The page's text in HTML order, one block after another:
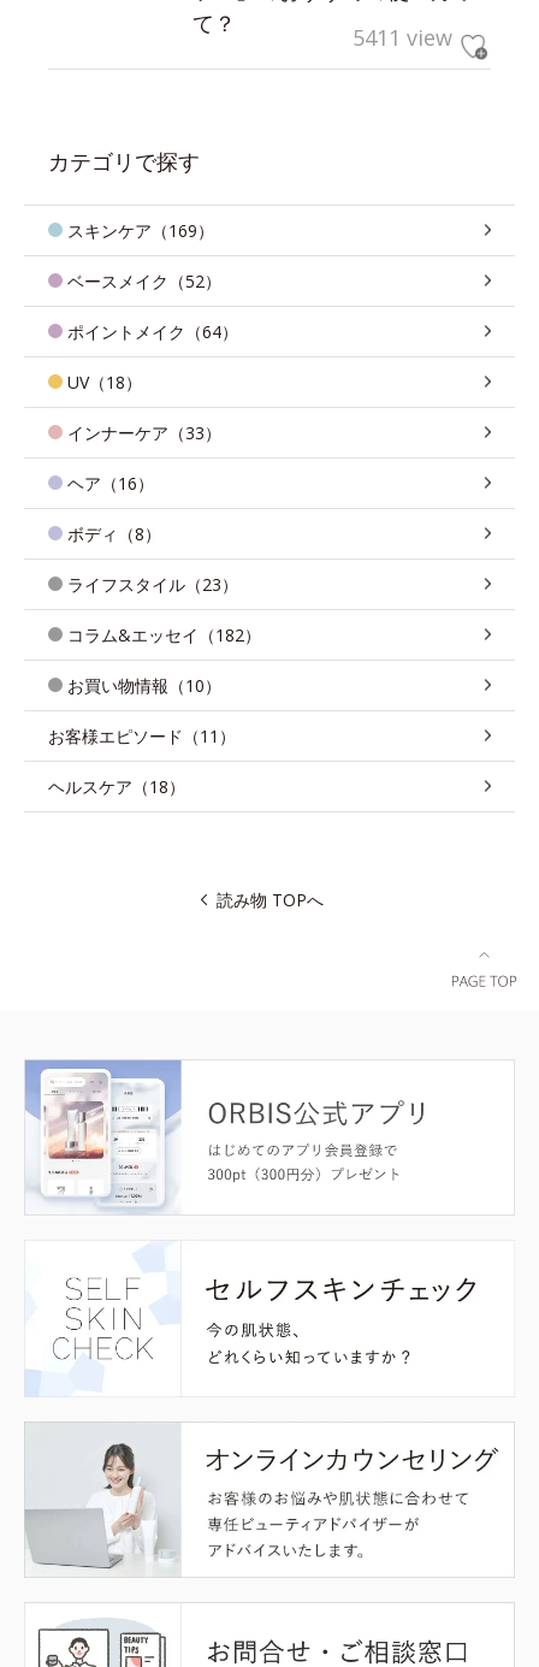
て？
5411 view
カテゴリで探す
スキンケア（169）
ベースメイク（52）
ポイントメイク（64）
UV（18）
インナーケア（33）
ヘア（16）
ボディ（8）
ライフスタイル（23）
コラム&エッセイ（182）
お買い物情報（10）
お客様エピソード（11）
ヘルスケア（18）
読み物 TOPへ